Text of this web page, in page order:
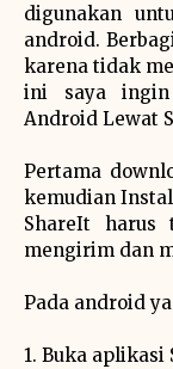
digunakan
android.
karena tidak
ini saya ingin
Android Lewat
Pertama
kemudian
ShareIt harus
mengirim dan
Pada android
1. Buka aplikasi